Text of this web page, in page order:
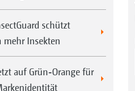
schützt
mehr Insekten
auf Grün-Orange für